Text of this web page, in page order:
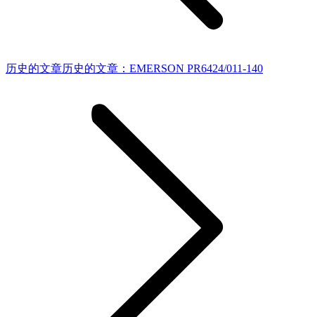
历史的文章历史的文章： EMERSON PR6424/011-140